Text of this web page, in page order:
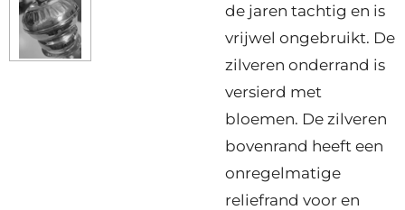
de jaren tachtig en is
vrijwel ongebruikt. De
zilveren onderrand is
versierd met
bloemen. De zilveren
bovenrand heeft een
onregelmatige
reliefrand voor en